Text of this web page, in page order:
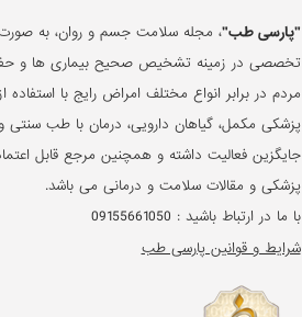
"پارسی طب"، مجله سلامت جسم و روان، به
تخصصی در زمینه تشخیص صحیح بیماری ها و
مردم در برابر انواع مختلف امراض رایج با استفاده
پزشکی مکمل، گیاهان دارویی، درمان با طب سنتی و
جایگزین فعالیت داشته و همچنین مرجع قابل اعتماد
پزشکی و مقالات سلامت و درمانی می باشد.
با ما در ارتباط باشید : 09155661050
شرایط و قوانین پارسی طب